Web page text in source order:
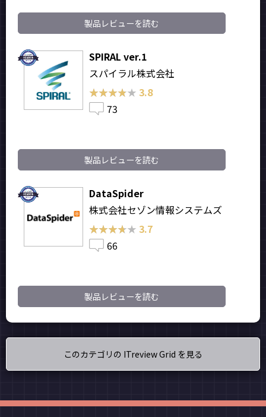
製品レビューを読む
SPIRAL ver.1
スパイラル株式会社
★★★★★
★★★★★ 3.8
73
製品レビューを読む
DataSpider
株式会社セゾン情報システムズ
★★★★★
★★★★★ 3.7
66
製品レビューを読む
このカテゴリの ITreview Grid を見る